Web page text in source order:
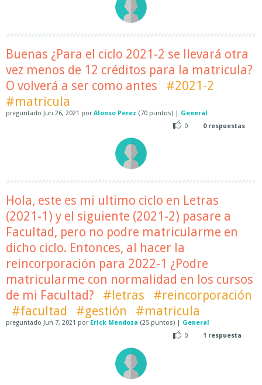
Buenas ¿Para el ciclo 2021-2 se llevará otra
vez menos de 12 créditos para la matricula?
O volverá a ser como antes
#2021-2
#matricula
preguntado Jun 26, 2021 por Alonso Perez (70 puntos) | General
0
0respuestas
Hola, este es mi ultimo ciclo en Letras
(2021-1) y el siguiente (2021-2) pasare a
Facultad, pero no podre matricularme en
dicho ciclo. Entonces, al hacer la
reincorporación para 2022-1 ¿Podre
matricularme con normalidad en los cursos
de mi Facultad?
#letras
#reincorporación
#facultad
#gestión #matricula
preguntado Jun 7, 2021 por Erick Mendoza (25 puntos) | General
0
1 respuesta